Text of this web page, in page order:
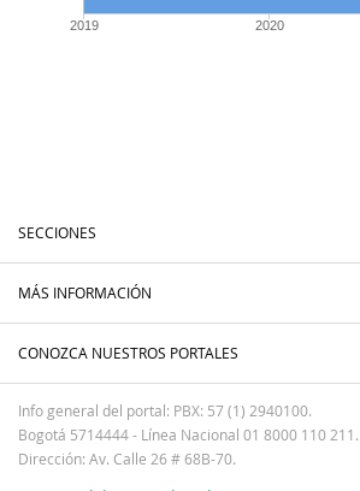
2019 2020
SECCIONES
MÁS INFORMACIÓN
CONOZCA NUESTROS PORTALES
Info general del portal: PBX: 57 (1) 2940100.
Bogotá 5714444 - Línea Nacional 01 8000 110 211.
Dirección: Av. Calle 26 # 68B-70.